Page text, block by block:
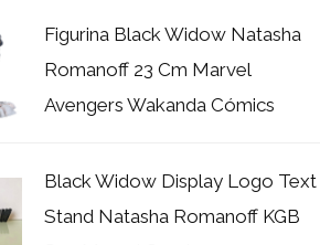
Figurina Black Widow Natasha
Romanoff 23 Cm Marvel
Avengers Wakanda Cómics
Black Widow Display Logo Text
Stand Natasha Romanoff KGB